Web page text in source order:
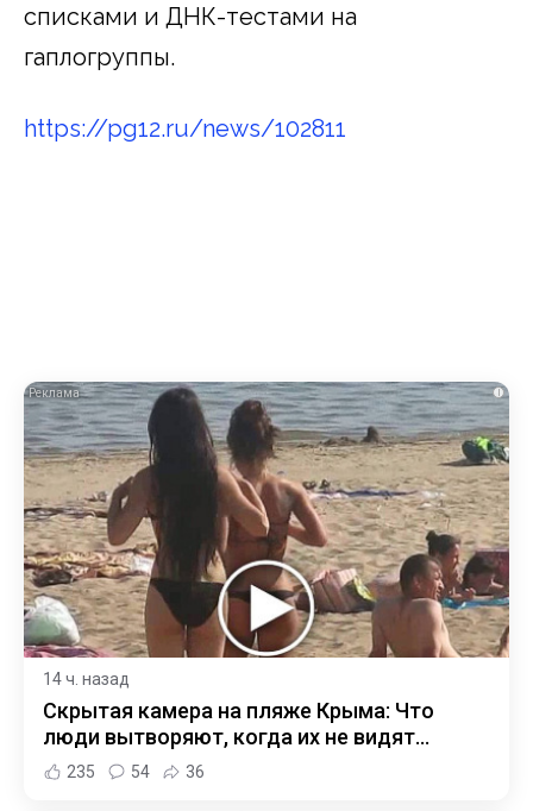
списками и ДНК-тестами на
гаплогруппы.​
https://pg12.ru/news/102811
i
14 ч. назад
Скрытая камера на пляже Крыма: Что
люди вытворяют, когда их не видят...
235 54 36